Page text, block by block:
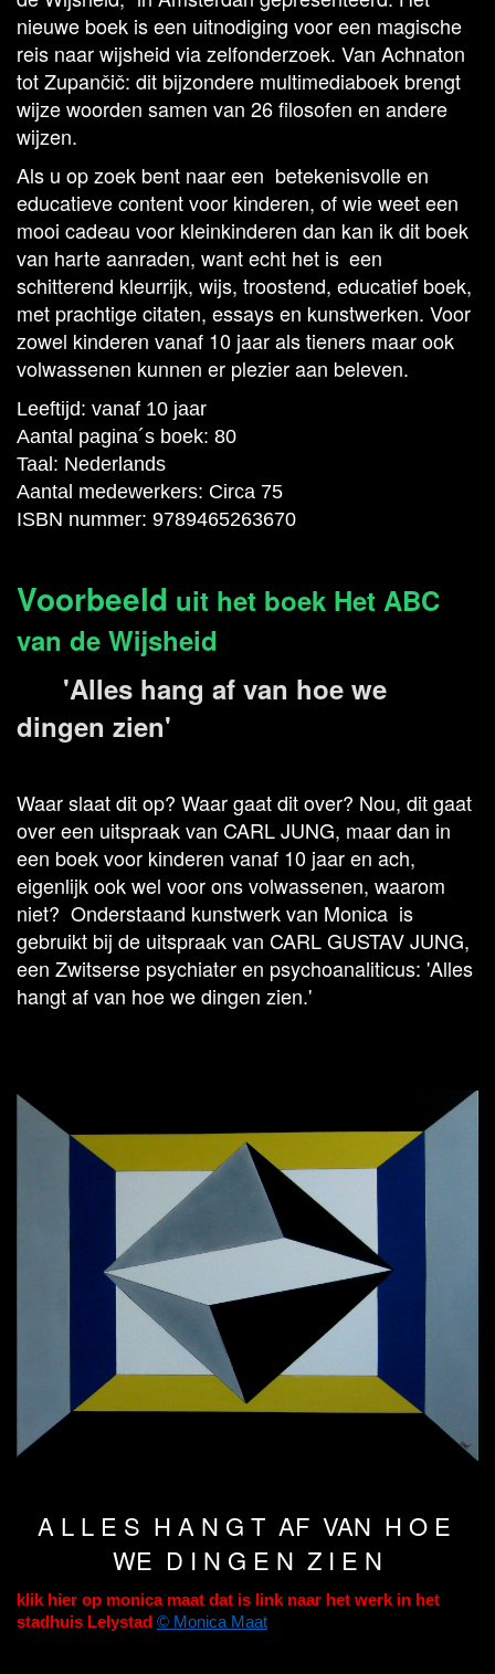
nieuwe boek is een uitnodiging voor een magische
reis naar wijsheid via zelfonderzoek. Van Achnaton
tot Zupančič: dit bijzondere multimediaboek brengt
wijze woorden samen van 26 filosofen en andere
wijzen.
Als u op zoek bent naar een betekenisvolle en
educatieve content voor kinderen, of wie weet een
mooi cadeau voor kleinkinderen dan kan ik dit boek
van harte aanraden, want echt het is een
schitterend kleurrijk, wijs, troostend, educatief boek,
met prachtige citaten, essays en kunstwerken. Voor
zowel kinderen vanaf 10 jaar als tieners maar ook
volwassenen kunnen er plezier aan beleven.
Leeftijd: vanaf 10 jaar
Aantal pagina´s boek: 80
Taal: Nederlands
Aantal medewerkers: Circa 75
ISBN nummer: 9789465263670
Voorbeeld uit het boek Het ABC
van de Wijsheid
'Alles hang af van hoe we
dingen zien'
Waar slaat dit op? Waar gaat dit over? Nou, dit gaat
over een uitspraak van CARL JUNG, maar dan in
een boek voor kinderen vanaf 10 jaar en ach,
eigenlijk ook wel voor ons volwassenen, waarom
niet? Onderstaand kunstwerk van Monica is
gebruikt bij de uitspraak van CARL GUSTAV JUNG,
een Zwitserse psychiater en psychoanaliticus: 'Alles
hangt af van hoe we dingen zien.'
A L L E S H A N G T AF VAN H O E
WE D I N G E N Z I E N
klik hier op monica maat dat is link naar het werk in het
stadhuis Lelystad © Monica Maat